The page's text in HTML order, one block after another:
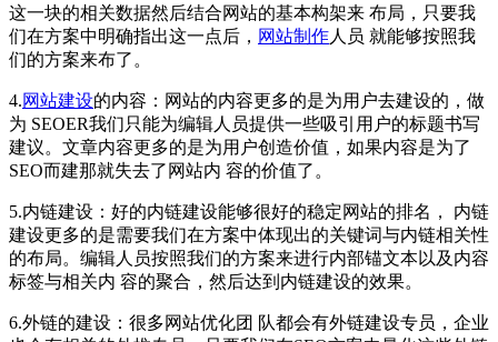
这一块的相关数据然后结合网站的基本构架来 布局，只要我
们在方案中明确指出这一点后， 网站制作人员 就能够按照我
们的方案来布了。
4.网站建设的内容：网站的内容更多的是为用户去建设的，做
为 SEOER我们只能为编辑人员提供一些吸引用户的标题书写
建议。文章内容更多的是为用户创造价值，如果内容是为了
SEO而建那就失去了网站内 容的价值了。
5.内链建设：好的内链建设能够很好的稳定网站的排名， 内链
建设更多的是需要我们在方案中体现出的关键词与内链相关性
的布局。编辑人员按照我们的方案来进行内部锚文本以及内容
标签与相关内 容的聚合，然后达到内链建设的效果。
6.外链的建设：很多网站优化团 队都会有外链建设专员，企业